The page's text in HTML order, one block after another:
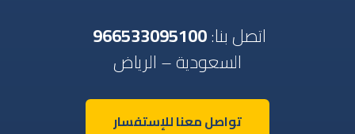
اتصل بنا:966533095100
السعودية – الرياض
تواصل معنا للإستفسار